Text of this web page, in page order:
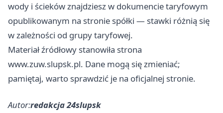
wody i ścieków znajdziesz w dokumencie taryfowym
opublikowanym na stronie spółki — stawki różnią się
w zależności od grupy taryfowej.
Materiał źródłowy stanowiła strona
www.zuw.slupsk.pl. Dane mogą się zmieniać;
pamiętaj, warto sprawdzić je na oficjalnej stronie.
Autor:redakcja 24slupsk